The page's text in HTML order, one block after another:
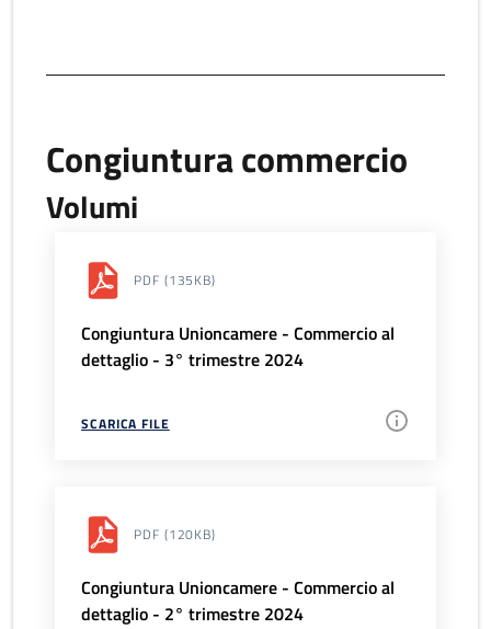
Congiuntura commercio
Volumi
PDF (135KB)
Congiuntura Unioncamere - Commercio al
dettaglio - 3° trimestre 2024
SCARICA FILE
PDF (120KB)
Congiuntura Unioncamere - Commercio al
dettaglio - 2° trimestre 2024